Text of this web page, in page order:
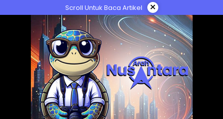
ke
Scroll Untuk Baca Artikel ×